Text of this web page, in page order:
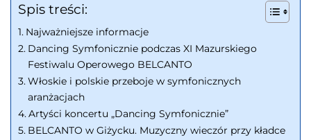
Spis treści:
Najważniejsze informacje
Dancing Symfonicznie podczas XI Mazurskiego
Festiwalu Operowego BELCANTO
Włoskie i polskie przeboje w symfonicznych
aranżacjach
Artyści koncertu „Dancing Symfonicznie”
BELCANTO w Giżycku. Muzyczny wieczór przy kładce